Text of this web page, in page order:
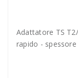
Adattatore TS
rapido -